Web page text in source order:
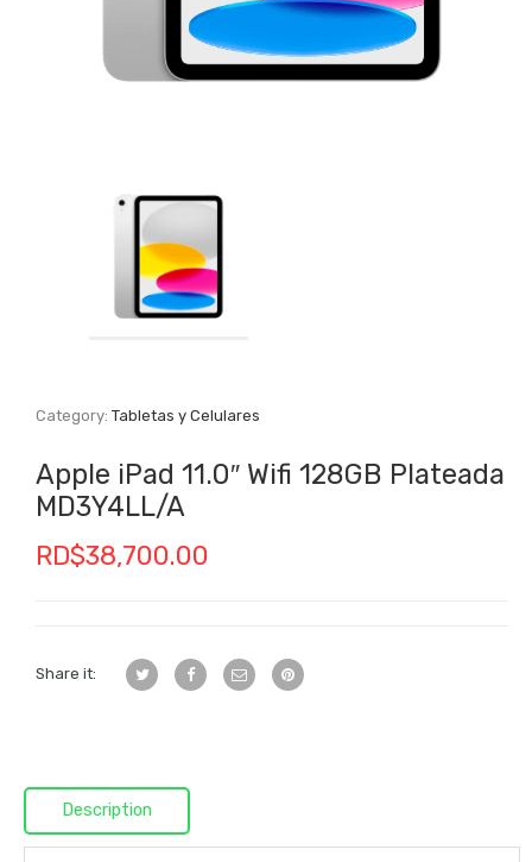
Category:Tabletas y Celulares
Apple iPad 11.0″ Wifi 128GB Plateada
MD3Y4LL/A
RD$38,700.00
Share it:
Description